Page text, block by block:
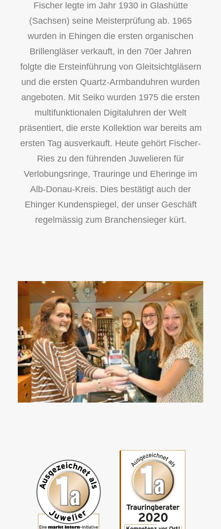
Fischer legte im Jahr 1930 in Glashütte
(Sachsen) seine Meisterprüfung ab. 1965
wurden in Ehingen die ersten organischen
Brillengläser verkauft, in den 70er Jahren
folgte die Ersteinführung von Gleitsichtgläsern
und die ersten Quartz-Armbanduhren wurden
angeboten. Mit Seiko wurden 1975 die ersten
multifunktionalen Digitaluhren der Welt
präsentiert, die erste Kollektion war bereits am
ersten Tag ausverkauft. Heute gehört Fischer-
Ries zu den führenden Juwelieren für
Verlobungsringe, Trauringe und Eheringe im
Alb-Donau-Kreis. Dies bestätigt auch der
Ehinger Kundenspiegel, der unser Geschäft
regelmässig zum Branchensieger kürt.